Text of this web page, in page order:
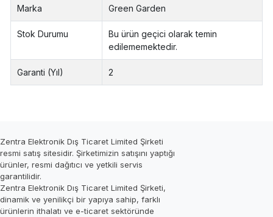
Marka Green Garden
Stok Durumu
Bu ürün geçici olarak temin
edilememektedir.
Garanti (Yıl) 2
Zentra Elektronik Dış Ticaret Limited Şirketi
resmi satış sitesidir. Şirketimizin satışını yaptığı
ürünler, resmi dağıtıcı ve yetkili servis
garantilidir.
Zentra Elektronik Dış Ticaret Limited Şirketi,
dinamik ve yenilikçi bir yapıya sahip, farklı
ürünlerin ithalatı ve e-ticaret sektöründe